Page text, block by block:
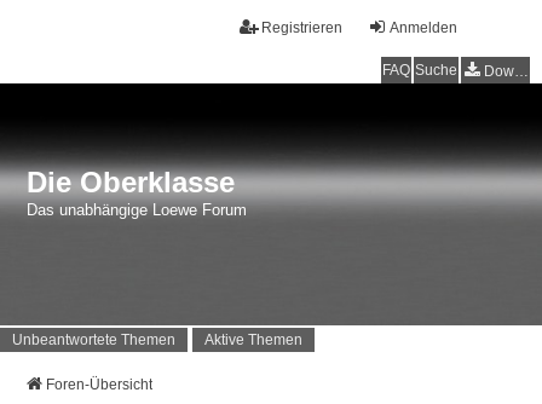
Anmelden
Registrieren
FAQ Suche Downloads
Die Oberklasse
Das unabhängige Loewe Forum
Unbeantwortete Themen Aktive Themen
Foren-Übersicht